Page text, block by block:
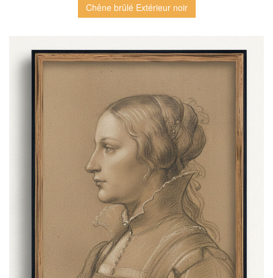
Chêne brûlé Extérieur noir